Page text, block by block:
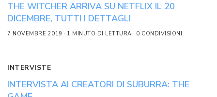
THE WITCHER ARRIVA SU NETFLIX IL 20
DICEMBRE, TUTTI I DETTAGLI
7 NOVEMBRE 2019 1 MINUTO DI LETTURA 0 CONDIVISIONI
INTERVISTE
INTERVISTA AI CREATORI DI SUBURRA: THE